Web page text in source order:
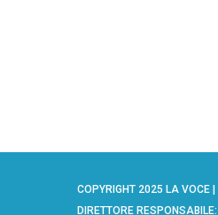
COPYRIGHT 2025 LA VOCE |
DIRETTORE RESPONSABILE: